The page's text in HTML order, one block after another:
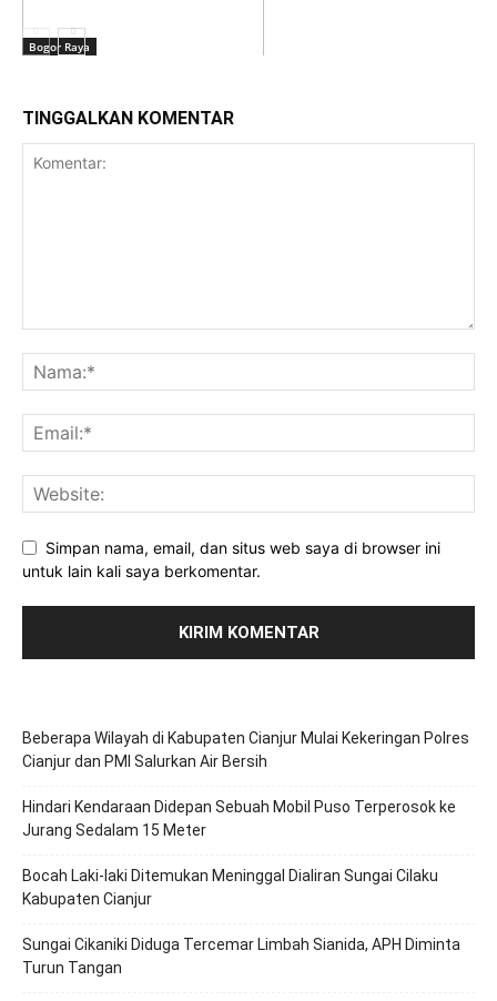
Bogor Raya
TINGGALKAN KOMENTAR
Simpan nama, email, dan situs web saya di browser ini
untuk lain kali saya berkomentar.
Beberapa Wilayah di Kabupaten Cianjur Mulai Kekeringan Polres
Cianjur dan PMI Salurkan Air Bersih
Hindari Kendaraan Didepan Sebuah Mobil Puso Terperosok ke
Jurang Sedalam 15 Meter
Bocah Laki-laki Ditemukan Meninggal Dialiran Sungai Cilaku
Kabupaten Cianjur
Sungai Cikaniki Diduga Tercemar Limbah Sianida, APH Diminta
Turun Tangan